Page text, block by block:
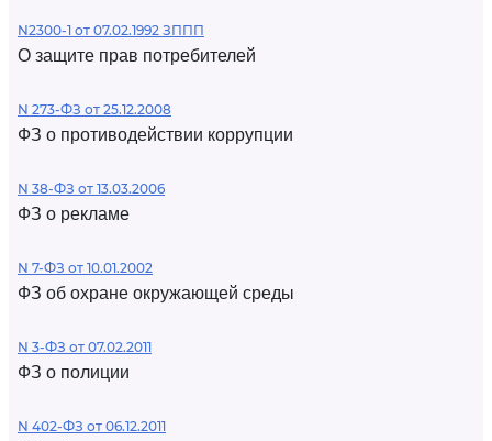
N2300-1 от 07.02.1992 ЗППП
О защите прав потребителей
N 273-ФЗ от 25.12.2008
ФЗ о противодействии коррупции
N 38-ФЗ от 13.03.2006
ФЗ о рекламе
N 7-ФЗ от 10.01.2002
ФЗ об охране окружающей среды
N 3-ФЗ от 07.02.2011
ФЗ о полиции
N 402-ФЗ от 06.12.2011